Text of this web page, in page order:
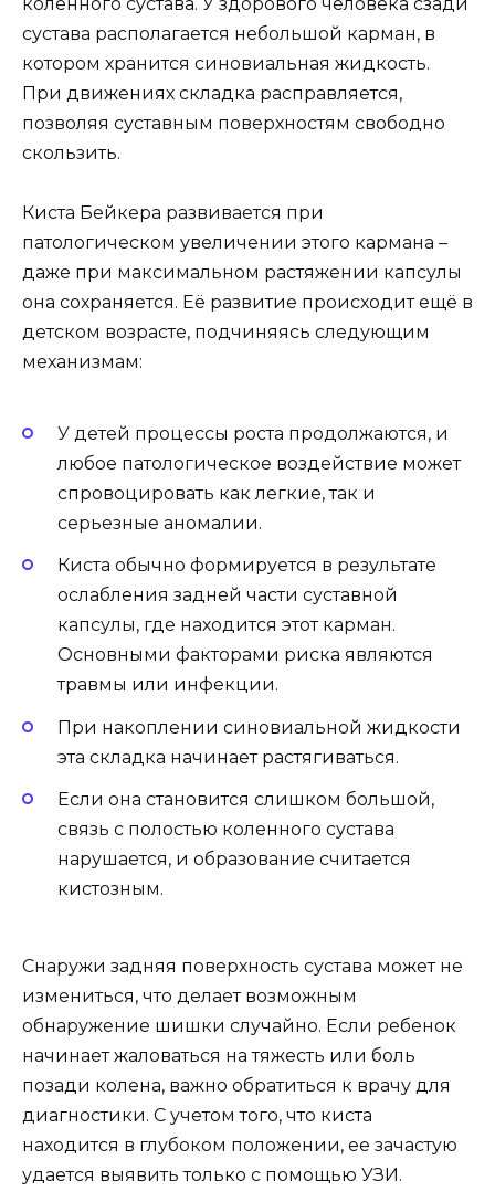
сустава располагается небольшой карман, в
котором хранится синовиальная жидкость.
При движениях складка расправляется,
позволяя суставным поверхностям свободно
скользить.
Киста Бейкера развивается при
патологическом увеличении этого кармана –
даже при максимальном растяжении капсулы
она сохраняется. Её развитие происходит ещё в
детском возрасте, подчиняясь следующим
механизмам:
У детей процессы роста продолжаются, и
любое патологическое воздействие может
спровоцировать как легкие, так и
серьезные аномалии.
Киста обычно формируется в результате
ослабления задней части суставной
капсулы, где находится этот карман.
Основными факторами риска являются
травмы или инфекции.
При накоплении синовиальной жидкости
эта складка начинает растягиваться.
Если она становится слишком большой,
связь с полостью коленного сустава
нарушается, и образование считается
кистозным.
Снаружи задняя поверхность сустава может не
измениться, что делает возможным
обнаружение шишки случайно. Если ребенок
начинает жаловаться на тяжесть или боль
позади колена, важно обратиться к врачу для
диагностики. С учетом того, что киста
находится в глубоком положении, ее зачастую
удается выявить только с помощью УЗИ.